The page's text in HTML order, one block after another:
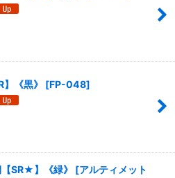
《黒》 [FP-048]
SR★】《緑》 [アルティメット